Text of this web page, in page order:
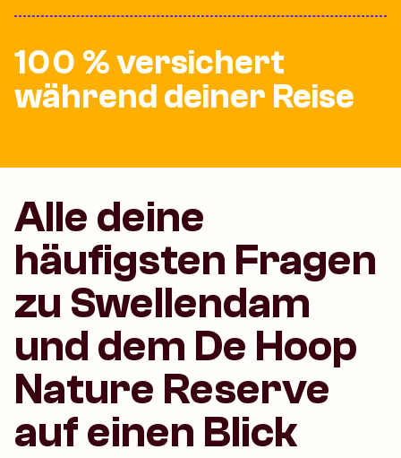
100 % versichert
während deiner Reise
Alle deine
häufigsten Fragen
zu Swellendam
und dem De Hoop
Nature Reserve
auf einen Blick